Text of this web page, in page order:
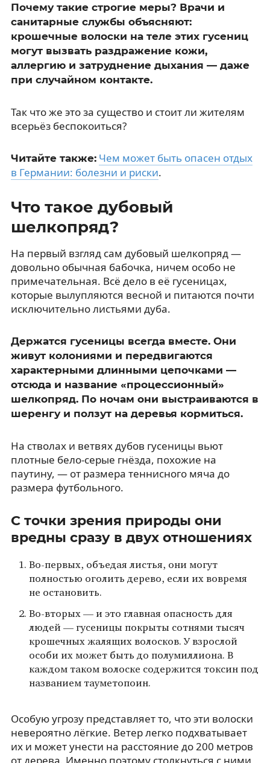
Почему такие строгие меры? Врачи и
санитарные службы объясняют:
крошечные волоски на теле этих гусениц
могут вызвать раздражение кожи,
аллергию и затруднение дыхания — даже
при случайном контакте.
Так что же это за существо и стоит ли жителям
всерьёз беспокоиться?
Читайте также: Чем может быть опасен отдых
в Германии: болезни и риски.
Что такое дубовый
шелкопряд?
На первый взгляд сам дубовый шелкопряд —
довольно обычная бабочка, ничем особо не
примечательная. Всё дело в её гусеницах,
которые вылупляются весной и питаются почти
исключительно листьями дуба.
Держатся гусеницы всегда вместе. Они
живут колониями и передвигаются
характерными длинными цепочками —
отсюда и название «процессионный»
шелкопряд. По ночам они выстраиваются в
шеренгу и ползут на деревья кормиться.
На стволах и ветвях дубов гусеницы вьют
плотные бело-серые гнёзда, похожие на
паутину, — от размера теннисного мяча до
размера футбольного.
С точки зрения природы они
вредны сразу в двух отношениях
Во-первых, объедая листья, они могут
полностью оголить дерево, если их вовремя
не остановить.
Во-вторых — и это главная опасность для
людей — гусеницы покрыты сотнями тысяч
крошечных жалящих волосков. У взрослой
особи их может быть до полумиллиона. В
каждом таком волоске содержится токсин под
названием тауметопоин.
Особую угрозу представляет то, что эти волоски
невероятно лёгкие. Ветер легко подхватывает
их и может унести на расстояние до 200 метров
от дерева. Именно поэтому столкнуться с ними